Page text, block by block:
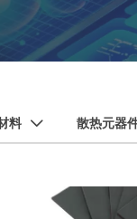
料  散热元器